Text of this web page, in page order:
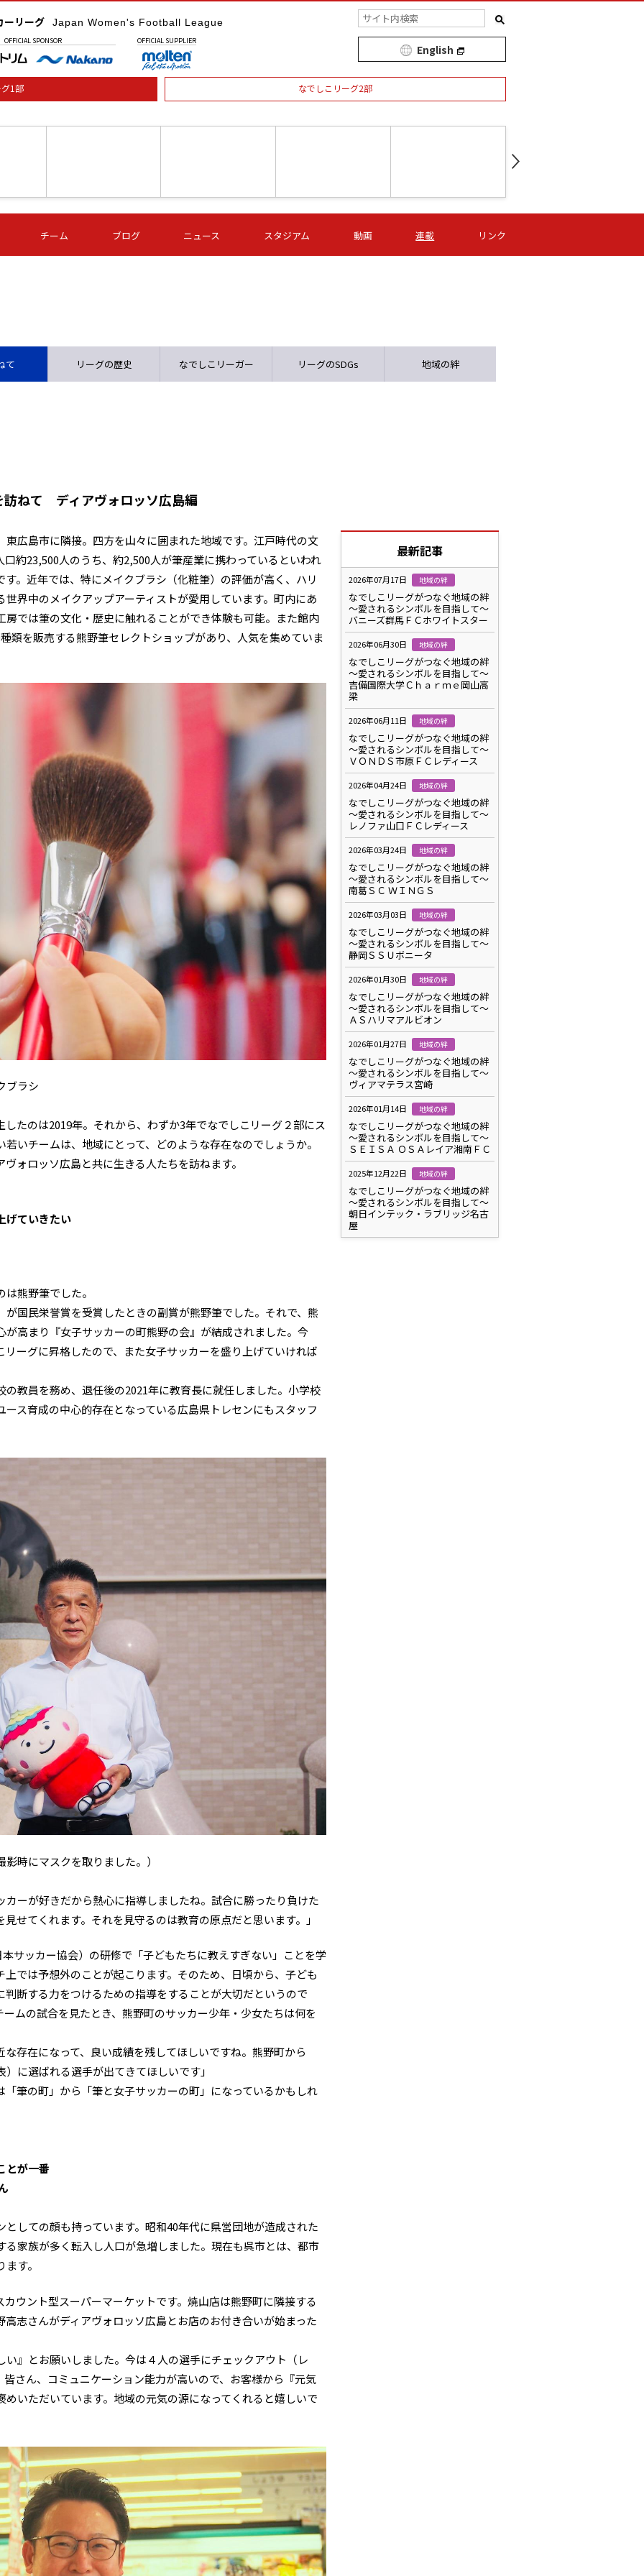
ーリーグ Japan Women's Football League
OFFICIAL SPONSOR OFFICIAL SUPPLIER
English
1部 なでしこリーグ2部
第16節 09/05 (土) 16:00
ＡＧＦ
-
いちご
-
第16節 09/06 (日) 15:00
-
第16節 09/06 (日) 15:00
- -
チーム ブログ ニュース スタジアム 動画 連載 リンク
て リーグの歴史 なでしこリーガー リーグのSDGs 地域の絆
訪ねて ディアヴォロッソ広島編
広島市に隣接。四方を山々に囲まれた地域です。江戸時代の文
約23,500人のうち、約2,500人が筆産業に携わっているといわれ
。近年では、特にメイクブラシ（化粧筆）の評価が高く、ハリ
界中のメイクアップアーティストが愛用しています。町内にあ
では筆の文化・歴史に触れることができ体験も可能。また館内
類を販売する熊野筆セレクトショップがあり、人気を集めていま
ブラシ
たのは2019年。それから、わずか3年でなでしこリーグ２部にス
いチームは、地域にとって、どのような存在なのでしょうか。
ォロッソ広島と共に生きる人たちを訪ねます。
げていきたい
熊野筆でした。
国民栄誉賞を受賞したときの副賞が熊野筆でした。それで、熊
高まり『女子サッカーの町熊野の会』が結成されました。今
ーグに昇格したので、また女子サッカーを盛り上げていければ
教員を務め、退任後の2021年に教育長に就任しました。小学校
ス育成の中心的存在となっている広島県トレセンにもスタッフ
時にマスクを取りました。）
ーが好きだから熱心に指導しましたね。試合に勝ったり負けた
せてくれます。それを見守るのは教育の原点だと思います。」
サッカー協会）の研修で「子どもたちに教えすぎない」ことを学
では予想外のことが起こります。そのため、日頃から、子ども
断する力をつけるための指導をすることが大切だというので
ムの試合を見たとき、熊野町のサッカー少年・少女たちは何を
存在になって、良い成績を残してほしいですね。熊野町から
に選ばれる選手が出てきてほしいです」
筆の町」から「筆と女子サッカーの町」になっているかもしれ
とが一番
しての顔も持っています。昭和40年代に県営団地が造成された
家族が多く転入し人口が急増しました。現在も呉市とは、都市
す。
ウント型スーパーマーケットです。焼山店は熊野町に隣接する
志さんがディアヴォロッソ広島とお店のお付き合いが始まった
』とお願いしました。今は４人の選手にチェックアウト（レ
さん、コミュニケーション能力が高いので、お客様から『元気
いただいています。地域の元気の源になってくれると嬉しいで
最新記事
2026年07月17日 地域の絆
なでしこリーグがつなぐ地域の絆
～愛されるシンボルを目指して～
バニーズ群馬ＦＣホワイトスター
2026年06月30日 地域の絆
なでしこリーグがつなぐ地域の絆
～愛されるシンボルを目指して～
吉備国際大学Ｃｈａｒｍｅ岡山高
梁
2026年06月11日 地域の絆
なでしこリーグがつなぐ地域の絆
～愛されるシンボルを目指して～
ＶＯＮＤＳ市原ＦＣレディース
2026年04月24日 地域の絆
なでしこリーグがつなぐ地域の絆
～愛されるシンボルを目指して～
レノファ山口ＦＣレディース
2026年03月24日 地域の絆
なでしこリーグがつなぐ地域の絆
～愛されるシンボルを目指して～
南葛ＳＣ ＷＩＮＧＳ
2026年03月03日 地域の絆
なでしこリーグがつなぐ地域の絆
～愛されるシンボルを目指して～
静岡ＳＳＵボニータ
2026年01月30日 地域の絆
なでしこリーグがつなぐ地域の絆
～愛されるシンボルを目指して～
ＡＳハリマアルビオン
2026年01月27日 地域の絆
なでしこリーグがつなぐ地域の絆
～愛されるシンボルを目指して～
ヴィアマテラス宮崎
2026年01月14日 地域の絆
なでしこリーグがつなぐ地域の絆
～愛されるシンボルを目指して～
ＳＥＩＳＡ ＯＳＡレイア湘南ＦＣ
2025年12月22日 地域の絆
なでしこリーグがつなぐ地域の絆
～愛されるシンボルを目指して～
朝日インテック・ラブリッジ名古
屋